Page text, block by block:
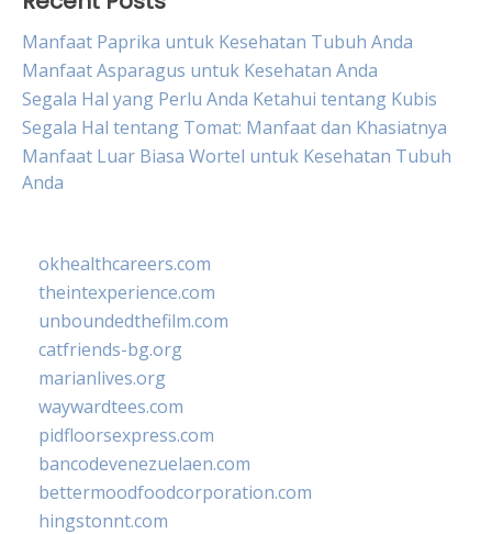
Manfaat Paprika untuk Kesehatan Tubuh Anda
Manfaat Asparagus untuk Kesehatan Anda
Segala Hal yang Perlu Anda Ketahui tentang Kubis
Segala Hal tentang Tomat: Manfaat dan Khasiatnya
Manfaat Luar Biasa Wortel untuk Kesehatan Tubuh
Anda
okhealthcareers.com
theintexperience.com
unboundedthefilm.com
catfriends-bg.org
marianlives.org
waywardtees.com
pidfloorsexpress.com
bancodevenezuelaen.com
bettermoodfoodcorporation.com
hingstonnt.com